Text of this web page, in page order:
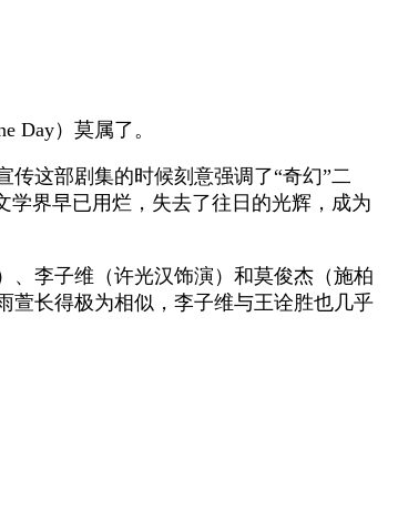
Day）莫属了。
这部剧集的时候刻意强调了“奇幻”二
界早已用烂，失去了往日的光辉，成为
、李子维（许光汉饰演）和莫俊杰（施柏
萱长得极为相似，李子维与王诠胜也几乎